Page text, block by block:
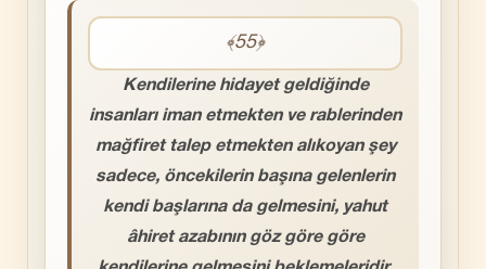
﴾55﴿
Kendilerine hidayet geldiğinde
insanları iman etmekten ve rablerinden
mağfiret talep etmekten alıkoyan şey
sadece, öncekilerin başına gelenlerin
kendi başlarına da gelmesini, yahut
âhiret azabının göz göre göre